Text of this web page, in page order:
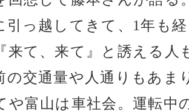
っ越してきて、1年も
来て、来て』と誘える
の交通量や人通りもあま
や富山は車社会。運転中